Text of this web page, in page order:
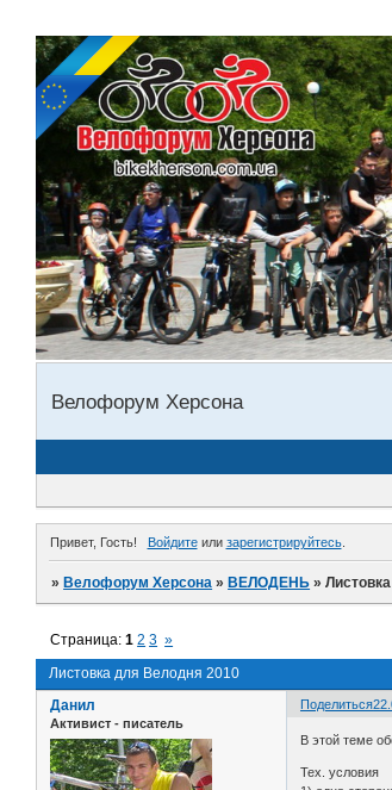
Велофорум Херсона
Привет, Гость! Войдитеили зарегистрируйтесь.
» Велофорум Херсона » ВЕЛОДЕНЬ »
Листовка для Велодня 2010
Страница:1 2 3 »
Поделиться
Данил
Активист - писатель
В этой теме
Тех. условия